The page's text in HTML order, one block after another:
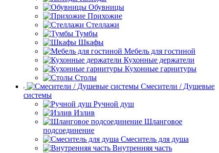
Обувницы
Прихожие
Стеллажи
Тумбы
Шкафы
Мебель для гостиной
Кухонные держатели
Кухонные гарнитуры
Столы
Смесители / Душевые
системы
Ручной душ
Излив
Шланговое
подсоединение
Смеситель для душа
Внутренняя часть